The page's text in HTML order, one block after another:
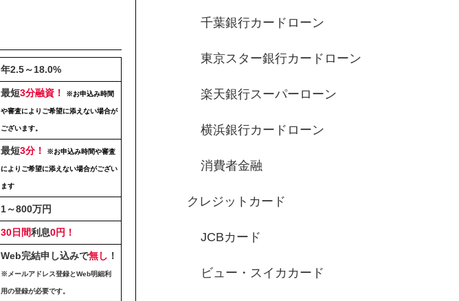
年2.5～18.0%
最短3分融資！ ※お申込み時間
や審査によりご希望に添えない場合が
ございます。
最短3分！ ※お申込み時間や審査
によりご希望に添えない場合がござい
ます
1～800万円
30日間利息0円！
Web完結申し込みで無し ！
※メールアドレス登録とWeb明細利
用の登録が必要です。
千葉銀行カードローン
東京スター銀行カードローン
楽天銀行スーパーローン
横浜銀行カードローン
消費者金融
クレジットカード
JCBカード
ビュー・スイカカード